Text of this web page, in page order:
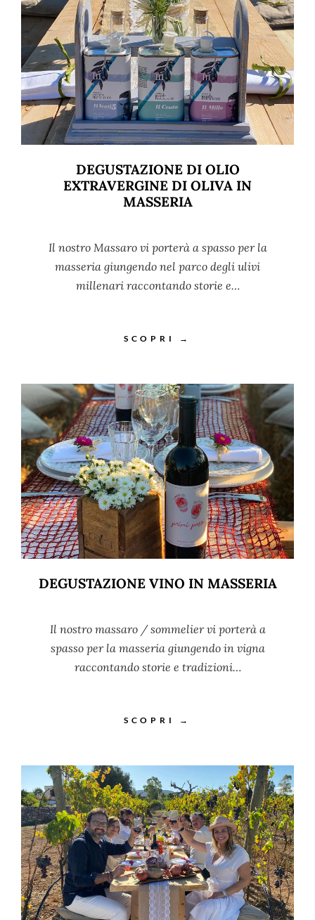
DEGUSTAZIONE DI OLIO
EXTRAVERGINE DI OLIVA IN
MASSERIA
Il nostro Massaro vi porterà a spasso per la
masseria giungendo nel parco degli ulivi
millenari raccontando storie e…
SCOPRI →
DEGUSTAZIONE VINO IN MASSERIA
Il nostro massaro / sommelier vi porterà a
spasso per la masseria giungendo in vigna
raccontando storie e tradizioni…
SCOPRI →